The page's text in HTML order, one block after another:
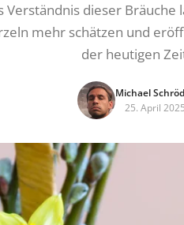
Verständnis dieser
mehr schätzen und
der heutigen
Michael
25. April